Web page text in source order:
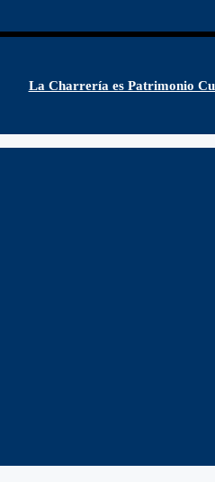
La Charrería es Patrimonio